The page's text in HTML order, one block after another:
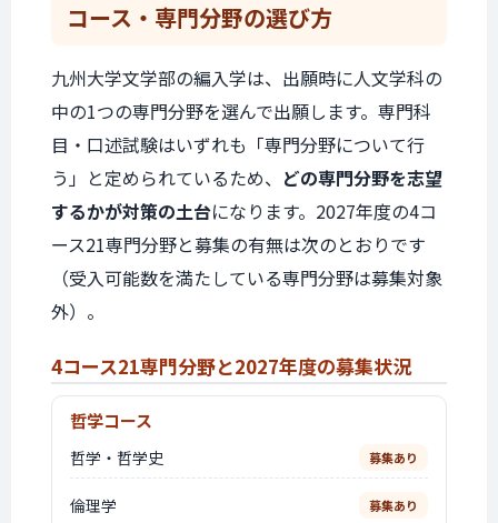
コース・専門分野の選び方
九州大学文学部の編入学は、出願時に人文学科の
中の1つの専門分野を選んで出願します。専門科
目・口述試験はいずれも「専門分野について行
う」と定められているため、 どの専門分野を志望
するかが対策の土台になります。2027年度の4コ
ース21専門分野と募集の有無は次のとおりです
（受入可能数を満たしている専門分野は募集対象
外）。
4コース21専門分野と2027年度の募集状況
哲学コース
哲学・哲学史 募集あり
倫理学 募集あり